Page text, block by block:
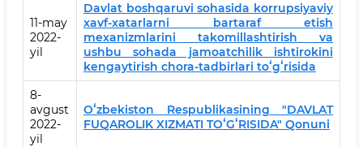
11-may
2022-
yil
Davlat boshqaruvi sohasida korrupsiyaviy
xavf-xatarlarni bartaraf etish
mexanizmlarini takomillashtirish va
ushbu sohada jamoatchilik ishtirokini
kengaytirish chora-tadbirlari toʻgʻrisida
8-
avgust
2022-
yil
Oʻzbekiston Respublikasining "DAVLAT
FUQAROLIK XIZMATI TOʻGʻRISIDA" Qonuni